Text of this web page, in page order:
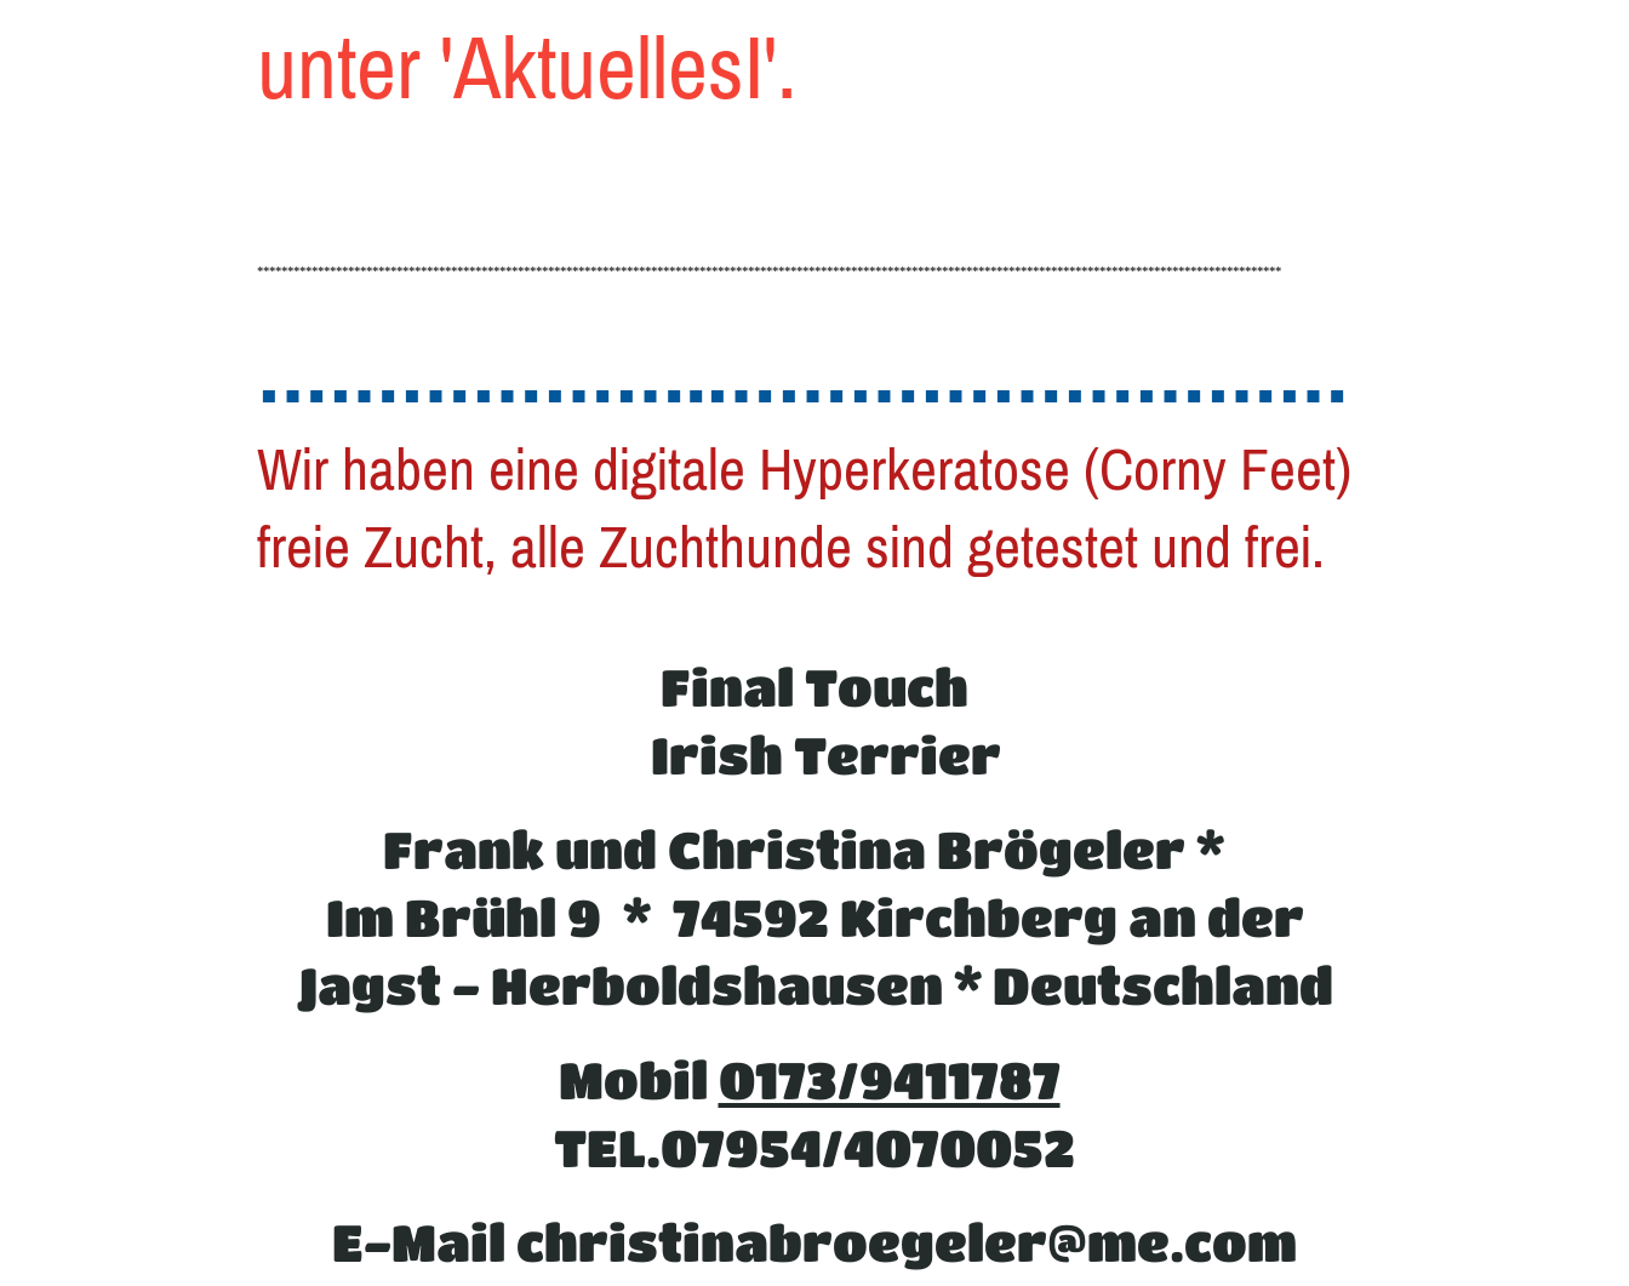
unter 'AktuellesI'.
*************************************************************************************************************************************************************************
……………….………………………
Wir haben eine digitale Hyperkeratose (Corny Feet)
freie Zucht, alle Zuchthunde sind getestet und frei.
Final Touch
Irish Terrier
Frank und Christina Brögeler *
Im Brühl 9 * 74592 Kirchberg an der
Jagst - Herboldshausen * Deutschland
Mobil 0173/9411787
TEL.07954/4070052
E-Mail christinabroegeler@me.com